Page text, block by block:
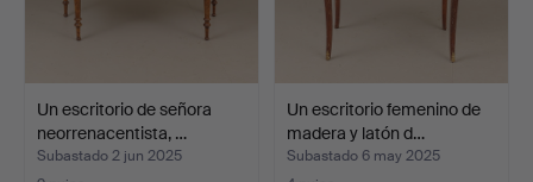
Un escritorio de señora
neorrenacentista, …
Subastado 2 jun 2025
Un escritorio femenino de
madera y latón d…
Subastado 6 may 2025